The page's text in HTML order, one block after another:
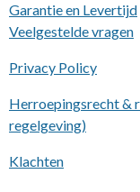
Garantie en Levertijd
Veelgestelde vragen
Privacy Policy
Herroepingsrecht &
regelgeving)
Klachten